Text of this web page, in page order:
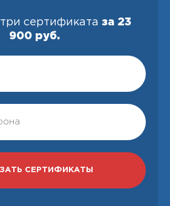
три сертификата за 23
900 руб.